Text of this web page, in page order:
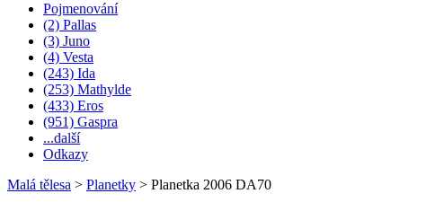
Pojmenování
(2) Pallas
(3) Juno
(4) Vesta
(243) Ida
(253) Mathylde
(433) Eros
(951) Gaspra
...další
Odkazy
Malá tělesa > Planetky > Planetka 2006 DA70